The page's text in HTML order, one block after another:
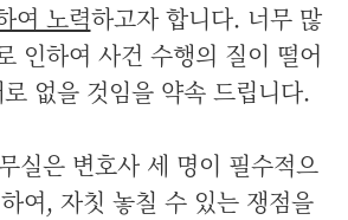
여 노력하고자 합니다. 너무 많
인하여 사건 수행의 질이 떨어
없을 것임을 약속 드립니다.
실은 변호사 세 명이 필수적으
여, 자칫 놓칠 수 있는 쟁점을